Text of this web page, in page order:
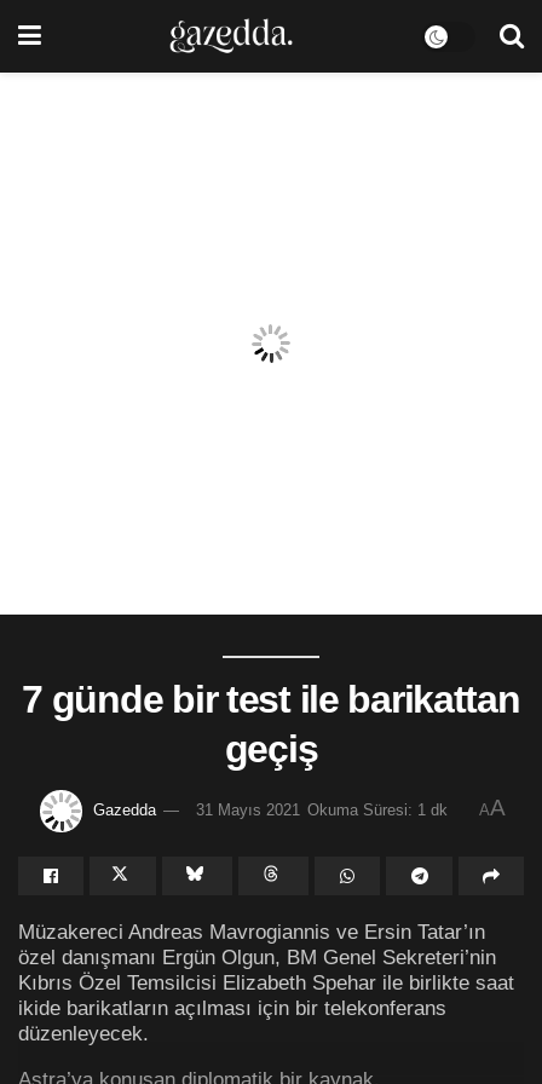
7 günde bir test ile barikattan
geçiş
Gazedda 31 Mayıs 2021 Okuma Süresi: 1 dk AA
Müzakereci Andreas Mavrogiannis ve Ersin Tatar’ın
özel danışmanı Ergün Olgun, BM Genel Sekreteri’nin
Kıbrıs Özel Temsilcisi Elizabeth Spehar ile birlikte saat
ikide barikatların açılması için bir telekonferans
düzenleyecek.